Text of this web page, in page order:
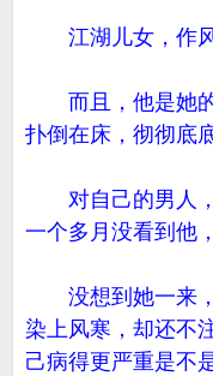
江湖儿女，作风
而且，他是她的
扑倒在床，彻彻底
对自己的男人，
一个多月没看到他
没想到她一来，
染上风寒，却还不
己病得更严重是不